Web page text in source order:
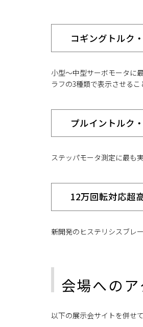
コギングトルク
小型～中型サーボモータに
ラフの3種類で表示させる
プルイントルク
ステッパモータ測定に最も
12万回転対応超
新開発のヒステリシスブレ
会場への
以下の展示会サイトを併せ